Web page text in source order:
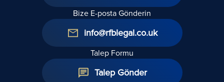
Bize E-posta Gönderin
info@rfblegal.co.uk
Talep Formu
Talep Gönder